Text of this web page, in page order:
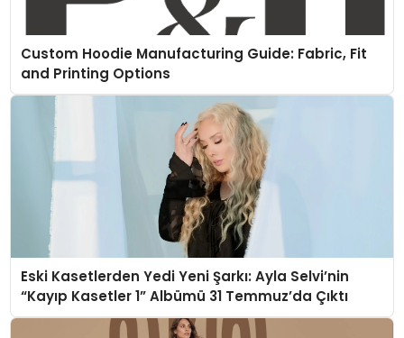
Custom Hoodie Manufacturing Guide: Fabric, Fit
and Printing Options
Eski Kasetlerden Yedi Yeni Şarkı: Ayla Selvi’nin
“Kayıp Kasetler 1” Albümü 31 Temmuz’da Çıktı